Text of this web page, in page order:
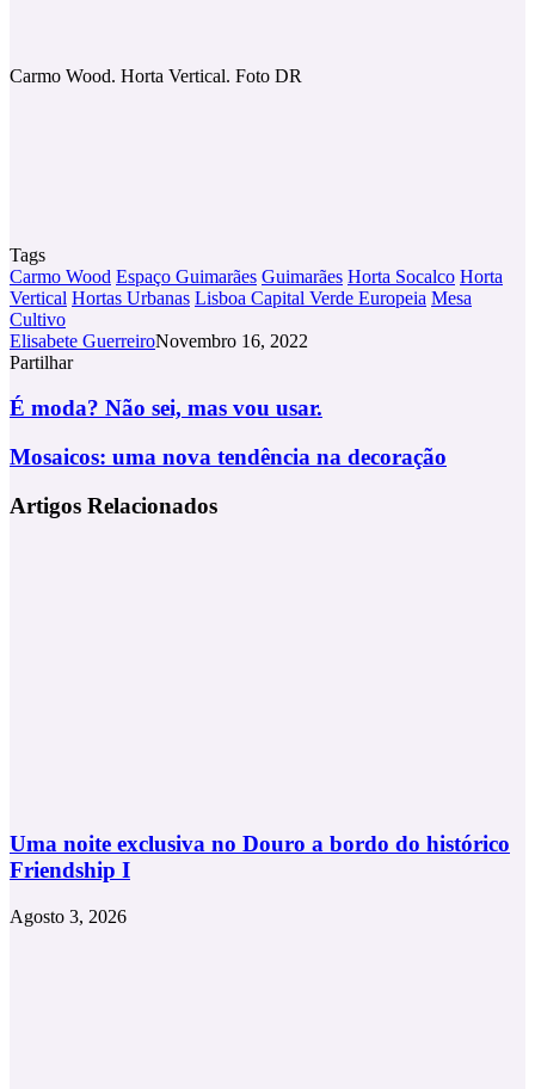
Carmo Wood. Horta Vertical. Foto DR
Tags
Carmo Wood Espaço Guimarães Guimarães Horta Socalco Horta
Vertical Hortas Urbanas Lisboa Capital Verde Europeia Mesa
Cultivo
Elisabete GuerreiroNovembro 16, 2022
Partilhar
Via
É
Não
sei,
vou
É moda? Não sei, mas vou usar.
Mosaicos:
nova
tendência
Mosaicos: uma nova tendência na decoração
Artigos Relacionados
Uma noite exclusiva no Douro a bordo do histórico
Friendship I
Agosto 3, 2026